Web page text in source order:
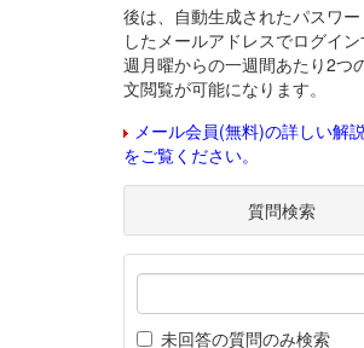
後は、自動生成されたパスワ
したメールアドレスでログイ
週月曜からの一週間あたり2つ
文閲覧が可能になります。
メール会員(無料)の詳しい解
をご覧ください。
質問検索
未回答の質問のみ検索